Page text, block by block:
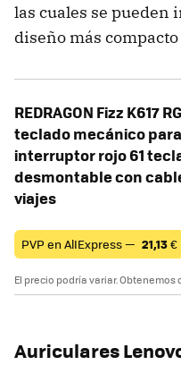
las cuales se pueden
diseño más
REDRAGON Fizz K617
teclado mecánico
interruptor rojo 61
desmontable con
viajes
PVP en AlIExpress — 21,13€
El precio podría variar.
Auriculares